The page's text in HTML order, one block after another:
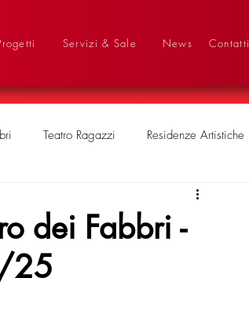
Servizi & Sale News Contatti
Teatro Ragazzi Residenze Artistiche
dei Fabbri -
25